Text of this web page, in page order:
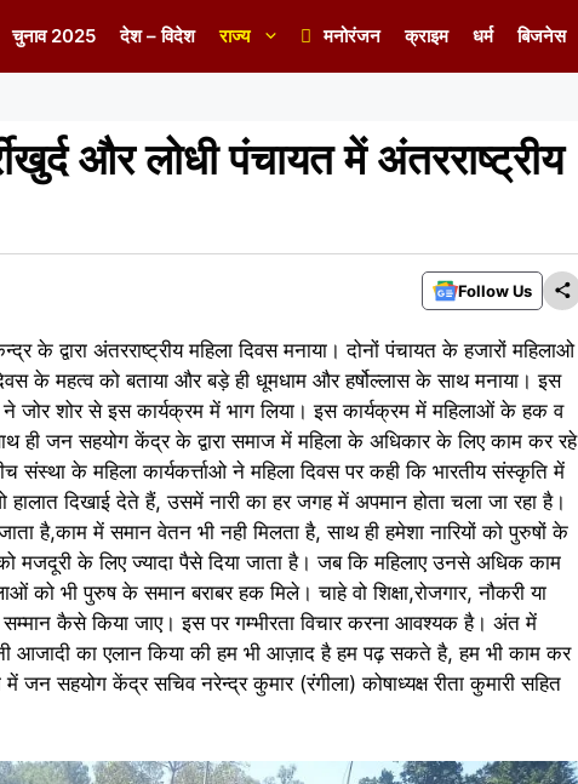
चुनाव 2025 देश – विदेश राज्य मनोरंजन क्राइम धर्म बिजनेस
और लोधी पंचायत में अंतरराष्ट्रीय
Follow Us
द्वारा अंतरराष्ट्रीय महिला दिवस मनाया। दोनों पंचायत के हजारों महिलाओ
के महत्व को बताया और बड़े ही धूमधाम और हर्षोल्लास के साथ मनाया। इस
जोर शोर से इस कार्यक्रम में भाग लिया। इस कार्यक्रम में महिलाओं के हक व
ही जन सहयोग केंद्र के द्वारा समाज में महिला के अधिकार के लिए काम कर रहे
संस्था के महिला कार्यकर्त्ताओ ने महिला दिवस पर कही कि भारतीय संस्कृति में
हालात दिखाई देते हैं, उसमें नारी का हर जगह में अपमान होता चला जा रहा है।
है,काम में समान वेतन भी नही मिलता है, साथ ही हमेशा नारियों को पुरुषों के
मजदूरी के लिए ज्यादा पैसे दिया जाता है। जब कि महिलाए उनसे अधिक काम
को भी पुरुष के समान बराबर हक मिले। चाहे वो शिक्षा,रोजगार, नौकरी या
कैसे किया जाए। इस पर गम्भीरता विचार करना आवश्यक है। अंत में
आजादी का एलान किया की हम भी आज़ाद है हम पढ़ सकते है, हम भी काम कर
सहयोग केंद्र सचिव नरेन्द्र कुमार (रंगीला) कोषाध्यक्ष रीता कुमारी सहित